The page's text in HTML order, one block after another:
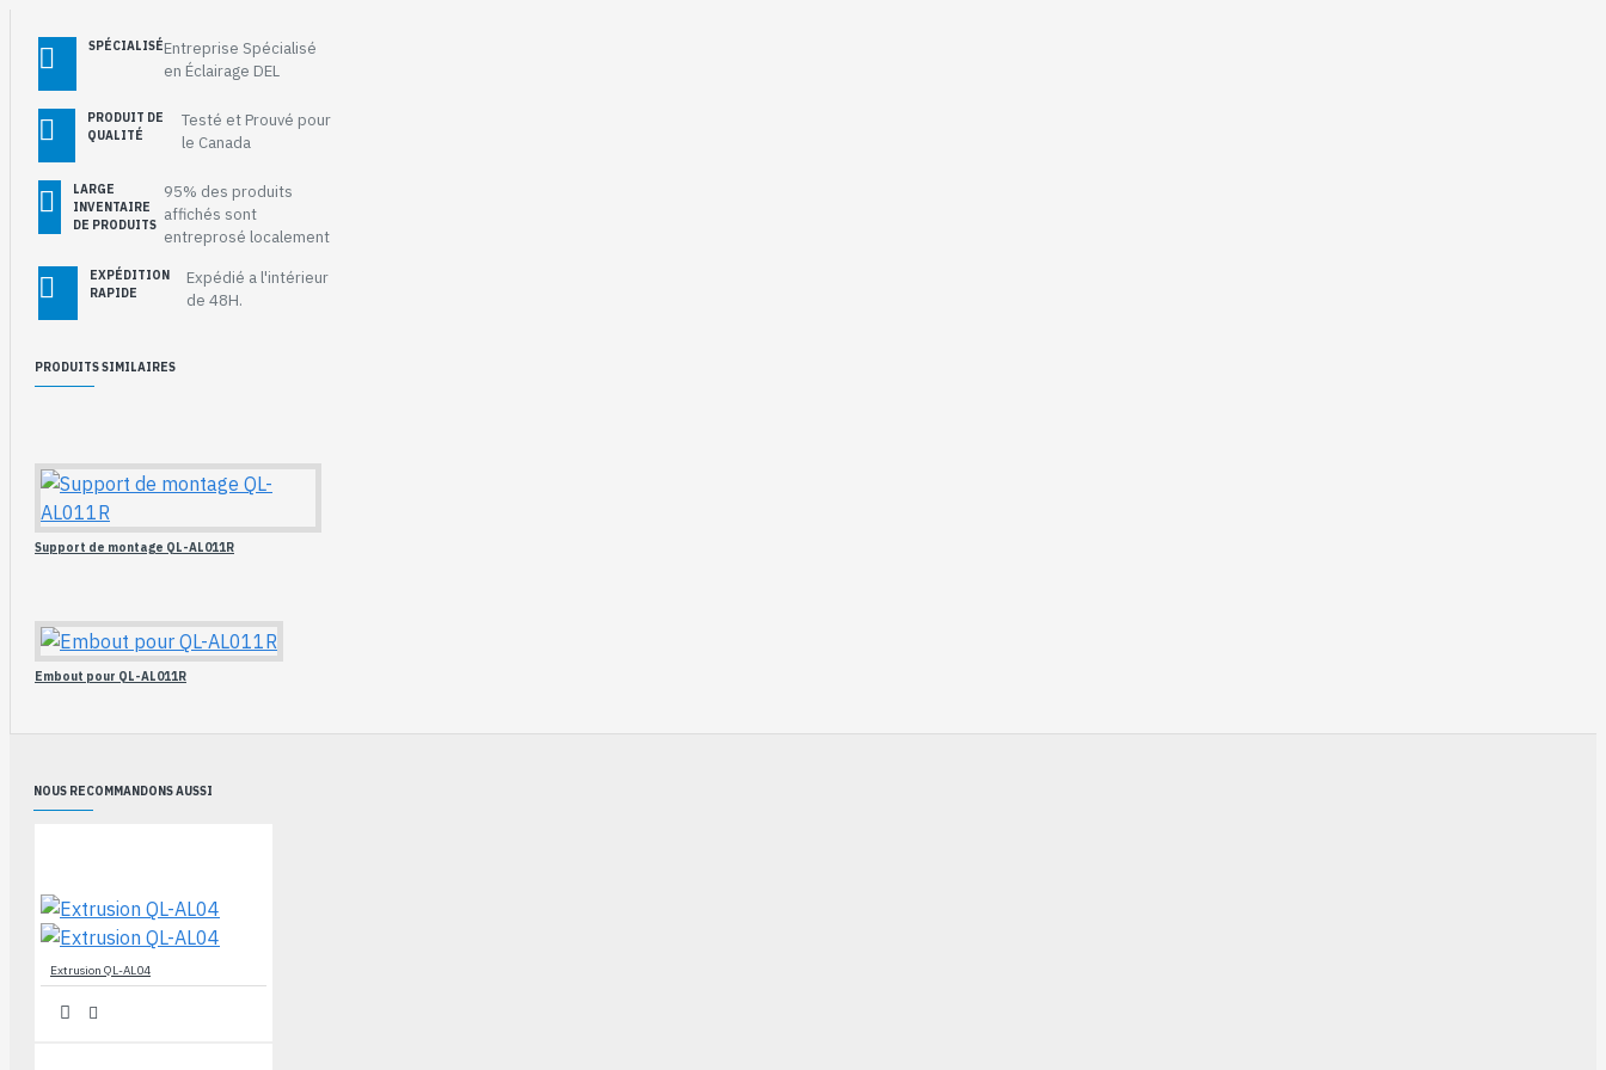
SPÉCIALISÉEntreprise Spécialisé
en Éclairage DEL
PRODUIT DE
QUALITÉ
Testé et Prouvé pour
le Canada
LARGE
INVENTAIRE
DE PRODUITS
95% des produits
affichés sont
entreprosé localement
EXPÉDITION
RAPIDE
Expédié a l'intérieur
de 48H.
PRODUITS SIMILAIRES
Support de montage QL-AL011R
Embout pour QL-AL011R
NOUS RECOMMANDONS AUSSI
Extrusion QL-AL04